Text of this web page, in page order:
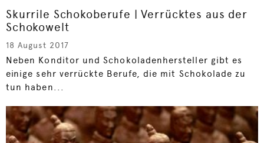
Skurrile Schokoberufe | Verrücktes aus der
Schokowelt
18 August 2017
Neben Konditor und Schokoladenhersteller gibt es
einige sehr verrückte Berufe, die mit Schokolade zu
tun haben...